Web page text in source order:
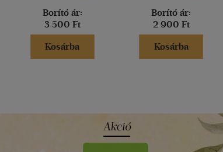
Borító ár:
3 500 Ft
Kosárba
Borító ár:
2 900 Ft
Kosárba